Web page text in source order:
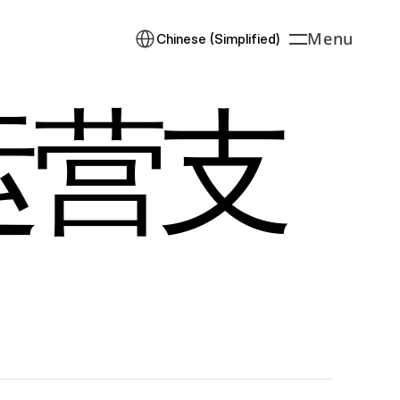
Select Language
Chinese (Simplified)
Menu
支